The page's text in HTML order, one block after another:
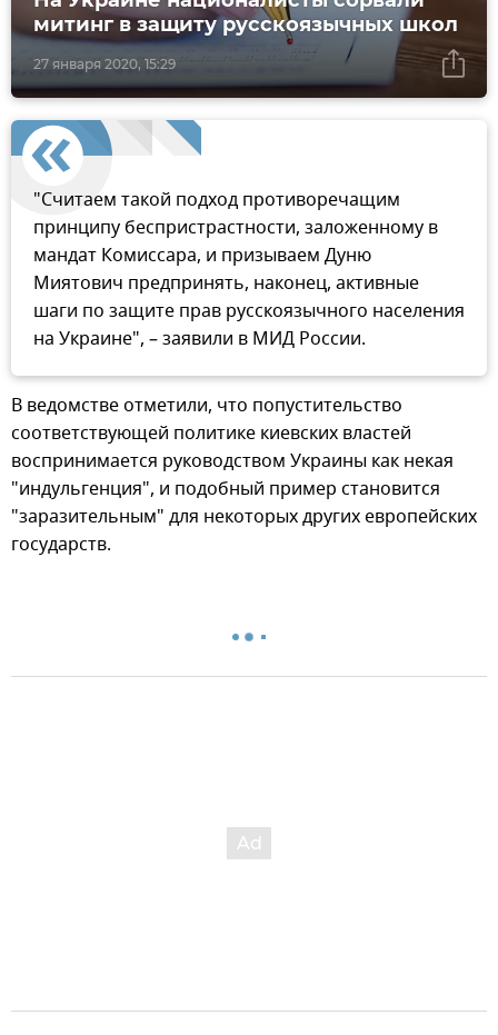
27 января 2020, 15:29
митинг в защиту русскоязычных школ
"Считаем такой подход противоречащим
принципу беспристрастности, заложенному в
мандат Комиссара, и призываем Дуню
Миятович предпринять, наконец, активные
шаги по защите прав русскоязычного населения
на Украине", – заявили в МИД России.
В ведомстве отметили, что попустительство
соответствующей политике киевских властей
воспринимается руководством Украины как некая
"индульгенция", и подобный пример становится
"заразительным" для некоторых других европейских
государств.